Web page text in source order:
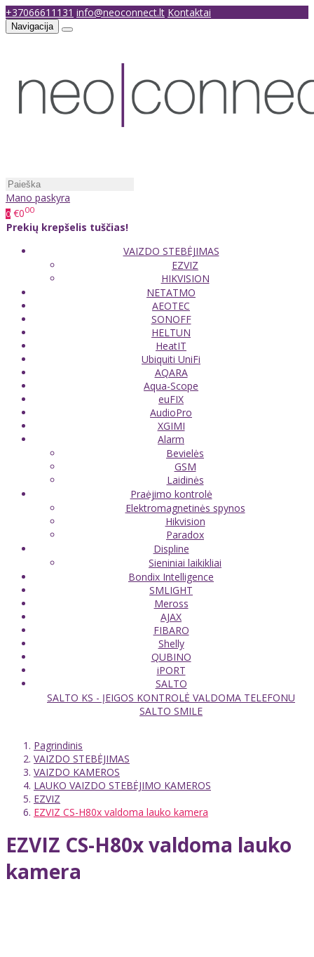
+37066611131 info@neoconnect.lt Kontaktai
Navigacija
Mano paskyra
0 €000
Prekių krepšelis tuščias!
VAIZDO STEBĖJIMAS
EZVIZ
HIKVISION
NETATMO
AEOTEC
SONOFF
HELTUN
HeatIT
Ubiquiti UniFi
AQARA
Aqua-Scope
euFIX
AudioPro
XGIMI
Alarm
Bevielės
GSM
Laidinės
Praėjimo kontrolė
Elektromagnetinės spynos
Hikvision
Paradox
Displine
Sieniniai laikikliai
Bondix Intelligence
SMLIGHT
Meross
AJAX
FIBARO
Shelly
QUBINO
iPORT
SALTO
SALTO KS - ĮEIGOS KONTROLĖ VALDOMA TELEFONU
SALTO SMILE
Pagrindinis
VAIZDO STEBĖJIMAS
VAIZDO KAMEROS
LAUKO VAIZDO STEBĖJIMO KAMEROS
EZVIZ
EZVIZ CS-H80x valdoma lauko kamera
EZVIZ CS-H80x valdoma lauko
kamera